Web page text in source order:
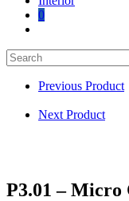
0
search
Previous Product
Next Product
P3.01 – Micro